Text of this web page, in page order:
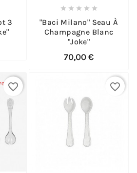
3
    
"Baci Milano" Seau À
Champagne Blanc
"Joke"
70,00 €
!
favorite_border favorite_border